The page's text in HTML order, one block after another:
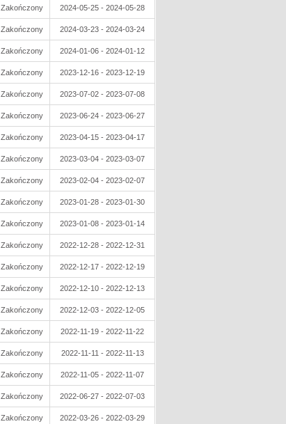
Zakończony 2024-05-25 - 2024-05-28
Zakończony 2024-03-23 - 2024-03-24
Zakończony 2024-01-06 - 2024-01-12
Zakończony 2023-12-16 - 2023-12-19
Zakończony 2023-07-02 - 2023-07-08
Zakończony 2023-06-24 - 2023-06-27
Zakończony 2023-04-15 - 2023-04-17
Zakończony 2023-03-04 - 2023-03-07
Zakończony 2023-02-04 - 2023-02-07
Zakończony 2023-01-28 - 2023-01-30
Zakończony 2023-01-08 - 2023-01-14
Zakończony 2022-12-28 - 2022-12-31
Zakończony 2022-12-17 - 2022-12-19
Zakończony 2022-12-10 - 2022-12-13
Zakończony 2022-12-03 - 2022-12-05
Zakończony 2022-11-19 - 2022-11-22
Zakończony 2022-11-11 - 2022-11-13
Zakończony 2022-11-05 - 2022-11-07
Zakończony 2022-06-27 - 2022-07-03
Zakończony 2022-03-26 - 2022-03-29